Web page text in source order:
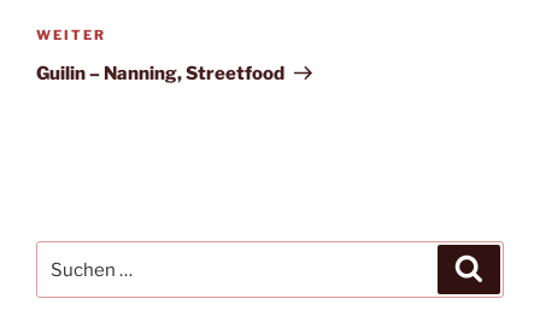
Nächster
Beitrag
WEITER
Guilin – Nanning, Streetfood
nach: